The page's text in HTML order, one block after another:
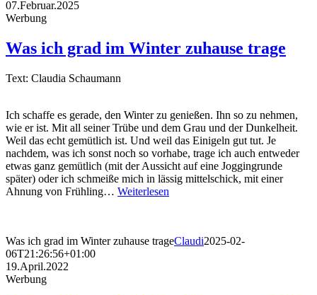
07.Februar.2025
Werbung
Was ich grad im Winter zuhause trage
Text: Claudia Schaumann
Ich schaffe es gerade, den Winter zu genießen. Ihn so zu nehmen,
wie er ist. Mit all seiner Trübe und dem Grau und der Dunkelheit.
Weil das echt gemütlich ist. Und weil das Einigeln gut tut. Je
nachdem, was ich sonst noch so vorhabe, trage ich auch entweder
etwas ganz gemütlich (mit der Aussicht auf eine Joggingrunde
später) oder ich schmeiße mich in lässig mittelschick, mit einer
Ahnung von Frühling… Weiterlesen
Was ich grad im Winter zuhause trageClaudi2025-02-
06T21:26:56+01:00
19.April.2022
Werbung